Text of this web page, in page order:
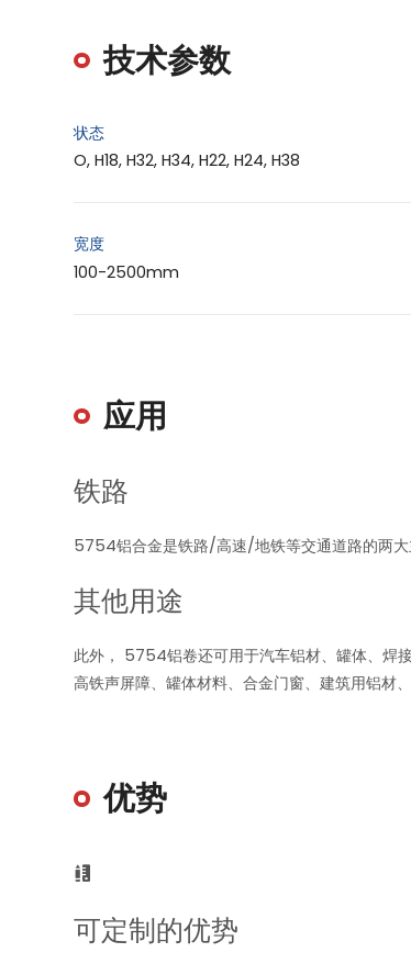
技术参数
状态
O, H18, H32, H34, H22, H24, H38
宽度
100-2500mm
应用
铁路
5754铝合金是铁路/高速/地铁等交通道路的两大
其他用途
此外， 5754铝卷还可用于汽车铝材、罐体、焊
高铁声屏障、罐体材料、合金门窗、建筑用铝材
优势

可定制的优势